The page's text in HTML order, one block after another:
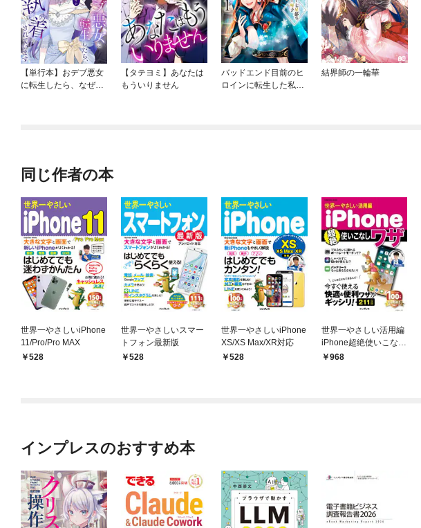
【単行本】おデブ悪女
に転生したら、なぜか
【タテヨミ】あなたは
もういりません
バッドエンド目前のヒ
ロインに転生した私、
結界師の一輪華
同じ作者の本
世界一やさしいiPhone
11/Pro/Pro MAX
528
世界一やさしいスマー
トフォン最新版
528
世界一やさしいiPhone
XS/XS Max/XR対応
528
世界一やさしい活用編
iPhone超絶使いこなし
ワザ968
インプレスのおすすめ本